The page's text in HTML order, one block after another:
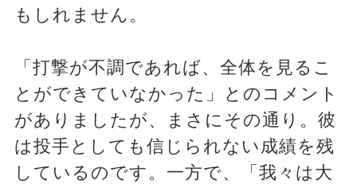
もしれません。
「打撃が不調であれば、全体を見るこ
とができていなかった」とのコメント
がありましたが、まさにその通り。彼
は投手としても信じられない成績を残
しているのです。一方で、「我々は大